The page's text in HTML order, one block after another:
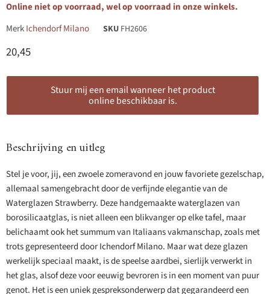
Online niet op voorraad, wel op voorraad in onze winkels.
MerkIchendorf Milano SKU FH2606
Huidige prijs
20,45
Stuur mij een email wanneer het product
online beschikbaar is.
Beschrijving en uitleg
Stel je voor, jij, een zwoele zomeravond en jouw favoriete gezelschap,
allemaal samengebracht door de verfijnde elegantie van de
Waterglazen Strawberry. Deze handgemaakte waterglazen van
borosilicaatglas, is niet alleen een blikvanger op elke tafel, maar
belichaamt ook het summum van Italiaans vakmanschap, zoals met
trots gepresenteerd door Ichendorf Milano. Maar wat deze glazen
werkelijk speciaal maakt, is de speelse aardbei, sierlijk verwerkt in
het glas, alsof deze voor eeuwig bevroren is in een moment van puur
genot. Het is een uniek gespreksonderwerp dat gegarandeerd een